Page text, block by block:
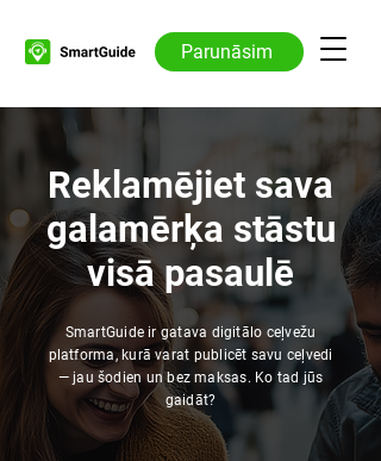
Parunāsim
Reklamējiet sava
galamērķa stāstu
visā pasaulē
SmartGuide ir gatava digitālo ceļvežu
platforma, kurā varat publicēt savu ceļvedi
— jau šodien un bez maksas. Ko tad jūs
gaidāt?